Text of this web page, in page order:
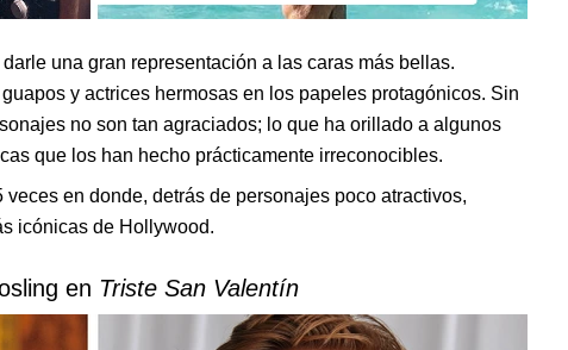
una gran representación a las caras más bellas.
y actrices hermosas en los papeles protagónicos. Sin
no son tan agraciados; lo que ha orillado a algunos
que los han hecho prácticamente irreconocibles.
veces en donde, detrás de personajes poco atractivos,
icónicas de Hollywood.
en Triste San Valentín